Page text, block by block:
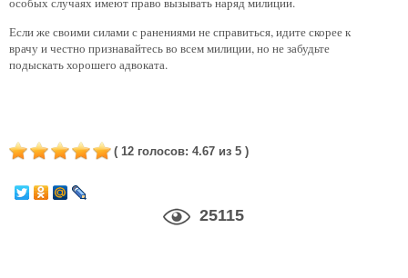
Если же своими силами с ранениями не справиться, идите скорее к
врачу и честно признавайтесь во всем милиции, но не забудьте
подыскать хорошего адвоката.
( 12 голосов: 4.67 из 5 )
25115